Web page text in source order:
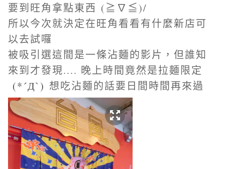
要到旺角拿點東西 (≧∇≦)/
所以今次就決定在旺角看看有什麼新店可
以去試囉
被吸引選這間是一條沾麵的影片，但誰知
來到才發現.... 晚上時間竟然是拉麵限定
(*´Д`) 想吃沾麵的話要日間時間再來過